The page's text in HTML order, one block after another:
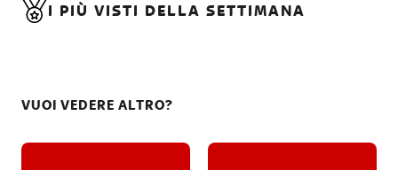
I PIÙ VISTI DELLA SETTIMANA
VUOI VEDERE ALTRO?